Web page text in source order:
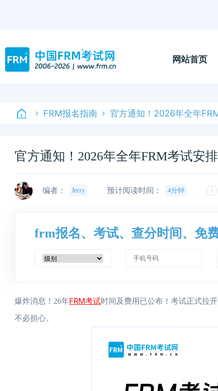
网站首页
FRM报名指南 官方通知！2026年全年
官方通知！2026年全年FRM考试安
编者： Jerry 预计阅读时间： 4分钟
frm报名、考试、查分时间、免
爆炸消息！26年FRM考试时间及费用已公布！考试正式拉
不必担心。